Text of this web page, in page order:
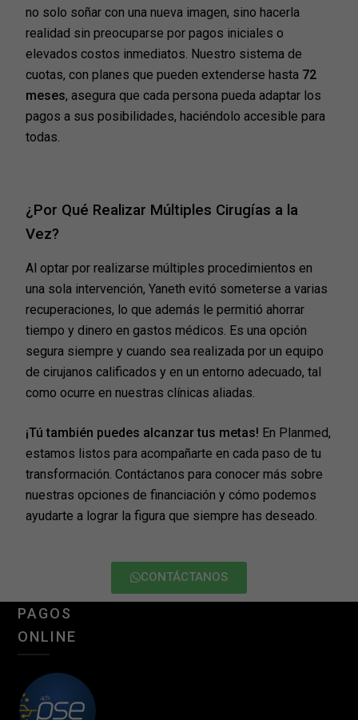
no solo soñar con una nueva imagen, sino hacerla
realidad sin preocuparse por pagos iniciales o
elevados costos inmediatos. Nuestro sistema de
cuotas, con planes que pueden extenderse hasta 72
meses, asegura que cada persona pueda adaptar los
pagos a sus posibilidades, haciéndolo accesible para
todas.
¿Por Qué Realizar Múltiples Cirugías a la
Vez?
Al optar por realizarse múltiples procedimientos en
una sola intervención, Yaneth evitó someterse a varias
recuperaciones, lo que además le permitió ahorrar
tiempo y dinero en gastos médicos. Es una opción
segura siempre y cuando sea realizada por un equipo
de cirujanos calificados y en un entorno adecuado, tal
como ocurre en nuestras clínicas aliadas.
¡Tú también puedes alcanzar tus metas! En Planmed,
estamos listos para acompañarte en cada paso de tu
transformación. Contáctanos para conocer más sobre
nuestras opciones de financiación y cómo podemos
ayudarte a lograr la figura que siempre has deseado.
CONTÁCTANOS
PAGOS
ONLINE